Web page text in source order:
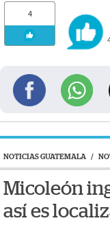
4
NOTICIAS GUATEMALA /
Micoleón
así es